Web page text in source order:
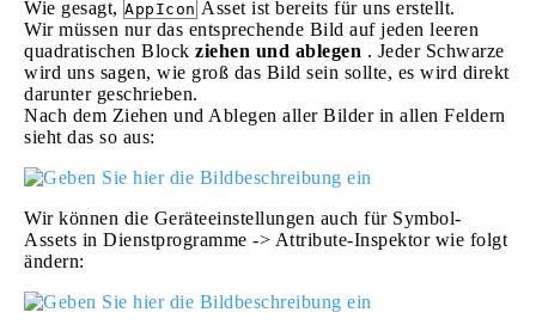
Wie gesagt, AppIcon Asset ist bereits für uns erstellt.
Wir müssen nur das entsprechende Bild auf jeden leeren
quadratischen Block ziehen und ablegen . Jeder Schwarze
wird uns sagen, wie groß das Bild sein sollte, es wird direkt
darunter geschrieben.
Nach dem Ziehen und Ablegen aller Bilder in allen Feldern
sieht das so aus:
Wir können die Geräteeinstellungen auch für Symbol-
Assets in Dienstprogramme -> Attribute-Inspektor wie folgt
ändern: